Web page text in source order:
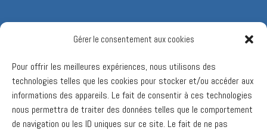
Gérer le consentement aux cookies
Pour offrir les meilleures expériences, nous utilisons des
technologies telles que les cookies pour stocker et/ou accéder aux
informations des appareils. Le fait de consentir à ces technologies
nous permettra de traiter des données telles que le comportement
de navigation ou les ID uniques sur ce site. Le fait de ne pas